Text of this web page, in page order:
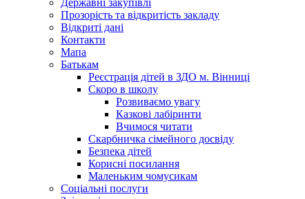
Державні закупівлі
Прозорість та відкритість закладу
Відкриті дані
Контакти
Мапа
Батькам
Реєстрація дітей в ЗДО м. Вінниці
Скоро в школу
Розвиваємо увагу
Казкові лабіринти
Вчимося читати
Скарбничка сімейного досвіду
Безпека дітей
Корисні посилання
Маленьким чомусикам
Соціальні послуги